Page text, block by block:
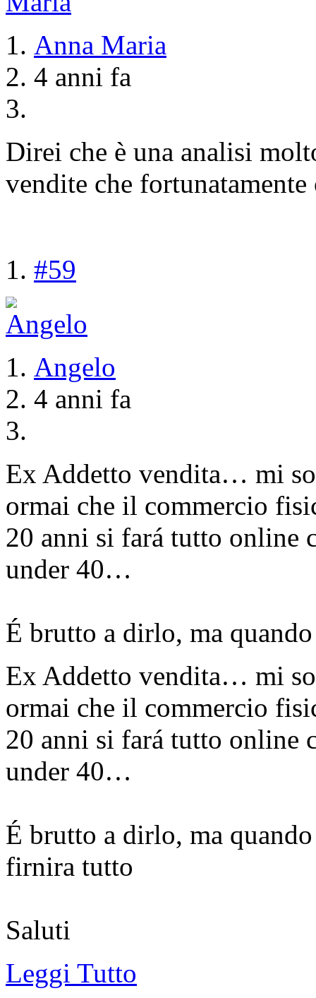
Anna Maria
4 anni fa
Direi che è una analisi
vendite che
#59
Angelo
4 anni fa
Ex Addetto vendita… mi
ormai che il commercio
20 anni si fará tutto online
under 40…
É brutto a dirlo, ma
Ex Addetto vendita… mi
ormai che il commercio
20 anni si fará tutto online
under 40…
É brutto a dirlo, ma
firnira tutto
Saluti
Leggi Tutto